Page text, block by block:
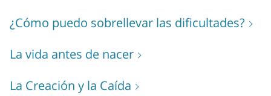
¿Cómo puedo sobrellevar las dificultades?
La vida antes de nacer
La Creación y la Caída